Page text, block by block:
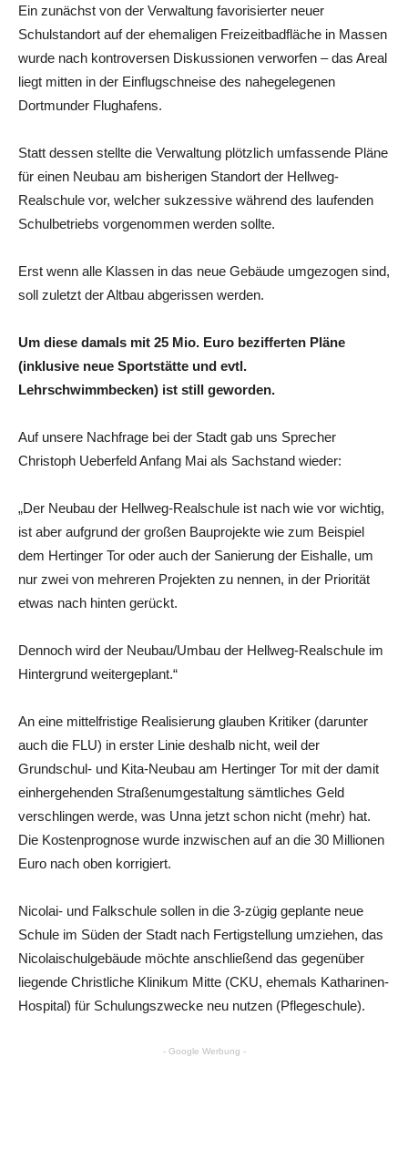
Ein zunächst von der Verwaltung favorisierter neuer
Schulstandort auf der ehemaligen Freizeitbadfläche in Massen
wurde nach kontroversen Diskussionen verworfen – das Areal
liegt mitten in der Einflugschneise des nahegelegenen
Dortmunder Flughafens.
Statt dessen stellte die Verwaltung plötzlich umfassende Pläne
für einen Neubau am bisherigen Standort der Hellweg-
Realschule vor, welcher sukzessive während des laufenden
Schulbetriebs vorgenommen werden sollte.
Erst wenn alle Klassen in das neue Gebäude umgezogen sind,
soll zuletzt der Altbau abgerissen werden.
Um diese damals mit 25 Mio. Euro bezifferten Pläne
(inklusive neue Sportstätte und evtl.
Lehrschwimmbecken) ist still geworden.
Auf unsere Nachfrage bei der Stadt gab uns Sprecher
Christoph Ueberfeld Anfang Mai als Sachstand wieder:
„Der Neubau der Hellweg-Realschule ist nach wie vor wichtig,
ist aber aufgrund der großen Bauprojekte wie zum Beispiel
dem Hertinger Tor oder auch der Sanierung der Eishalle, um
nur zwei von mehreren Projekten zu nennen, in der Priorität
etwas nach hinten gerückt.
Dennoch wird der Neubau/Umbau der Hellweg-Realschule im
Hintergrund weitergeplant.“
An eine mittelfristige Realisierung glauben Kritiker (darunter
auch die FLU) in erster Linie deshalb nicht, weil der
Grundschul- und Kita-Neubau am Hertinger Tor mit der damit
einhergehenden Straßenumgestaltung sämtliches Geld
verschlingen werde, was Unna jetzt schon nicht (mehr) hat.
Die Kostenprognose wurde inzwischen auf an die 30 Millionen
Euro nach oben korrigiert.
Nicolai- und Falkschule sollen in die 3-zügig geplante neue
Schule im Süden der Stadt nach Fertigstellung umziehen, das
Nicolaischulgebäude möchte anschließend das gegenüber
liegende Christliche Klinikum Mitte (CKU, ehemals Katharinen-
Hospital) für Schulungszwecke neu nutzen (Pflegeschule).
- Google Werbung -